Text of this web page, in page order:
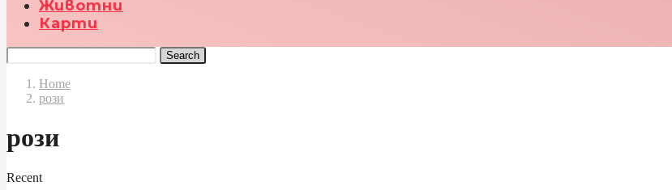
Животни
Карти
Search
Home
рози
рози
Recent